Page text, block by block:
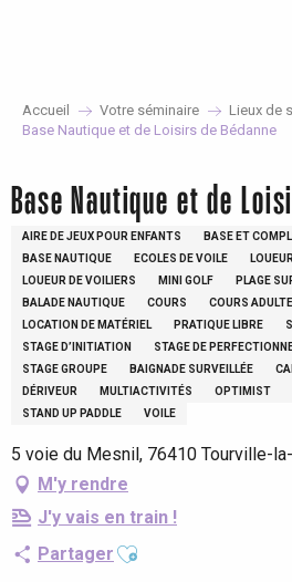
Accueil Votre séminaire
Lieux de
Base Nautique et de Loisirs de Bédanne
Base Nautique et de
AIRE DE JEUX POUR ENFANTS
BASE ET
BASE NAUTIQUE
ECOLES DE VOILE
LOUEUR DE VOILIERS
MINI GOLF PLAGE
BALADE NAUTIQUE
COURS COURS ADULTE
LOCATION DE MATÉRIEL
PRATIQUE LIBRE
STAGE D’INITIATION
STAGE DE
STAGE GROUPE
BAIGNADE SURVEILLÉE
DÉRIVEUR
MULTIACTIVITÉS OPTIMIST
STAND UP PADDLE
VOILE
5 voie du Mesnil, 76410 Tourville-
M'y rendre
J'y vais en train !
Partager Ajouter aux favoris